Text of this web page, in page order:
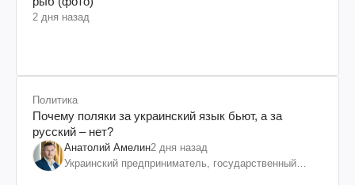
2 дня назад
Политика
Почему поляки за украинский язык бьют, а за
русский – нет?
Анатолий Амелин2 дня назад
Украинский предприниматель, государственный